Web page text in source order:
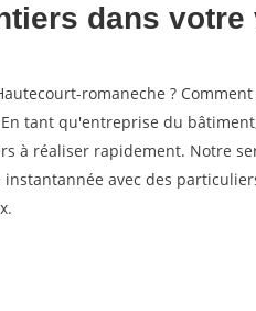
dans
romaneche ?
tant qu'entreprise du
à réaliser rapidement. Notre
avec des